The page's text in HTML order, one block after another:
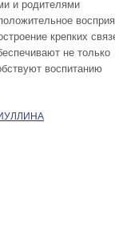
и родителями
крепких
не только
воспитанию